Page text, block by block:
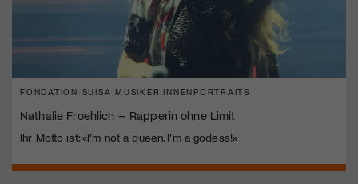
FONDATION SUISA MUSIKER:INNENPORTRAITS
Nathalie Froehlich – Rapperin ohne Limit
Ihr Motto ist: «I’m not a queen. I’m a godess!»